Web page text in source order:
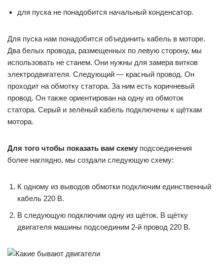
для пуска не понадобится начальный конденсатор.
Для пуска нам понадобится объединить кабель в моторе.
Два белых провода, размещенных по левую сторону, мы
использовать не станем. Они нужны для замера витков
электродвигателя. Следующий — красный провод. Он
проходит на обмотку статора. За ним есть коричневый
провод. Он также ориентирован на одну из обмоток
статора. Серый и зелёный кабель подключены к щёткам
мотора.
Для того чтобы показать вам схему подсоединения
более наглядно, мы создали следующую схему:
К одному из выводов обмотки подключим единственный
кабель 220 В.
В следующую подключим одну из щёток. В щётку
двигателя машины подсоединим 2-й провод 220 В.